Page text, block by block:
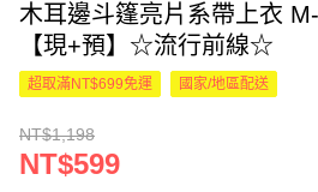
木耳邊斗篷亮片系帶上衣 M-
【現+預】☆流行前線☆
超取滿NT$699免運 國家/地區配送
NT$1,198
NT$599